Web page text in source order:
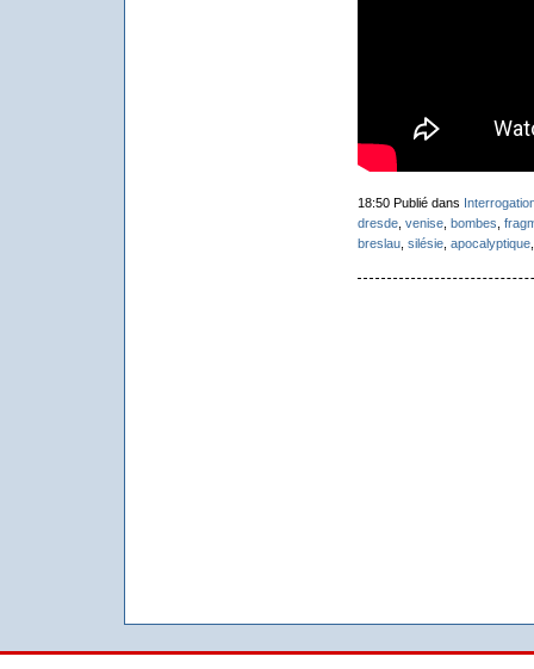
18:50 Publié dans
dresde, venise, bombes,
breslau, silésie, apocalyptique